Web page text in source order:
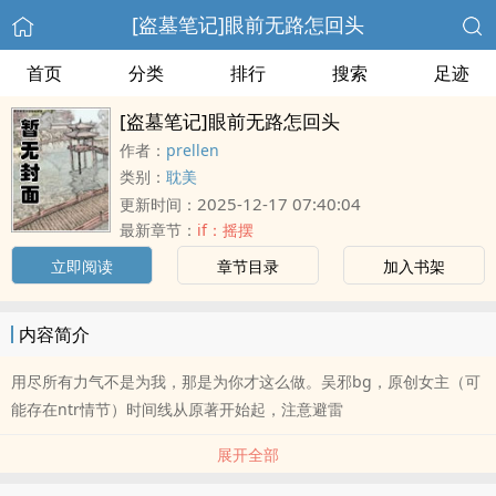
[盗墓笔记]眼前无路怎回头
首页 分类 排行 搜索 足迹
[盗墓笔记]眼前无路怎回头
作者： prellen
类别： 耽美
更新时间： 2025-12-17 07:40:04
最新章节： if：摇摆
立即阅读
章节目录 加入书架
内容简介
用尽所有力气不是为我，那是为你才这么做。吴邪bg，原创女主（可
能存在ntr情节）时间线从原著开始起，注意避雷
展开全部